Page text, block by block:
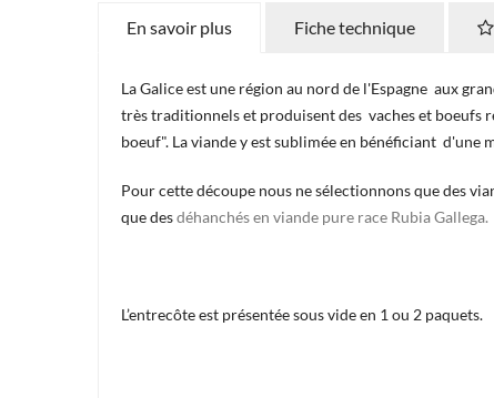
En savoir plus Fiche technique
La Galice est une région au nord de l'Espagne aux
très traditionnels et produisent des vaches et boeufs
boeuf". La viande y est sublimée en bénéficiant
Pour cette découpe nous ne sélectionnons que des
que desdéhanchés en viande pure race Rubia Gallega.
L’entrecôte est présentée sous vide en 1 ou 2 paquets.